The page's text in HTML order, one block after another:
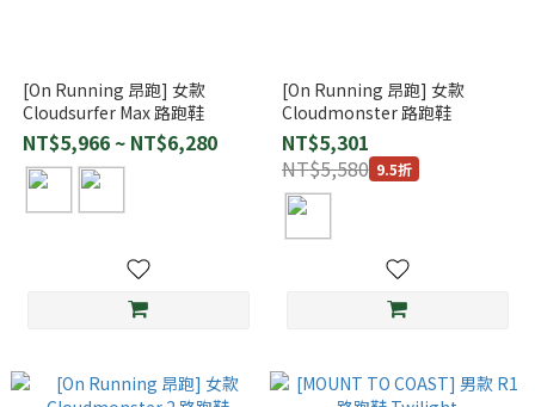
[On Running 昂跑] 女款
Cloudsurfer Max 路跑鞋
NT$5,966 ~ NT$6,280
[On Running 昂跑] 女款
Cloudmonster 路跑鞋
NT$5,301
NT$5,580 9.5折